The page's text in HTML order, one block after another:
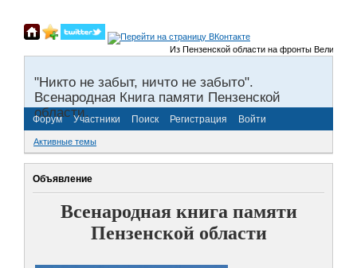
Из Пензенской области на фронты Великой
"Никто не забыт, ничто не забыто".
Всенародная Книга памяти Пензенской
области.
Форум Участники Поиск Регистрация Войти
Активные темы
Объявление
Всенародная книга памяти
Пензенской области